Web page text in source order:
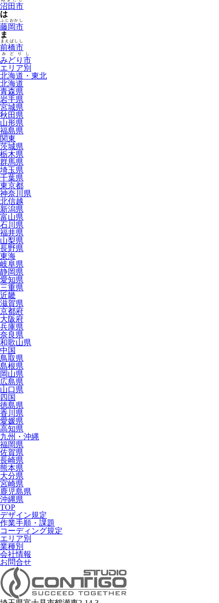
沼田市
は
藤岡市
ふじおかし
ま
前橋市
まえばしし
みどり市
みどりし
エリア別
北海道・東北
北海道
青森県
岩手県
宮城県
秋田県
山形県
福島県
関東
茨城県
栃木県
群馬県
埼玉県
千葉県
東京都
神奈川県
北信越
新潟県
富山県
石川県
福井県
山梨県
長野県
東海
岐阜県
静岡県
愛知県
三重県
近畿
滋賀県
京都府
大阪府
兵庫県
奈良県
和歌山県
中国
鳥取県
島根県
岡山県
広島県
山口県
四国
徳島県
香川県
愛媛県
高知県
九州・沖縄
福岡県
佐賀県
長崎県
熊本県
大分県
宮崎県
鹿児島県
沖縄県
TOP
デザイン規定
作業手順・課題
コーディング規定
エリア別
業種別
会社情報
お問合せ